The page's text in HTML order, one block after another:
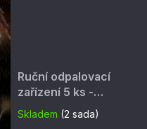
Ruční odpalovací
zařízení 5 ks -
PRONÁJEM
Skladem (2 sada)